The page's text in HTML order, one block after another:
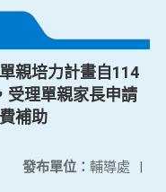
親培力計畫自114
受理單親家長申請
補助
發布單位： 輔導處 |